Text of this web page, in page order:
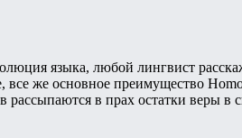
языка, любой лингвист
все же основное преимущество
в прах остатки веры в